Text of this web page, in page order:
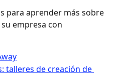
para aprender más sobre
empresa con